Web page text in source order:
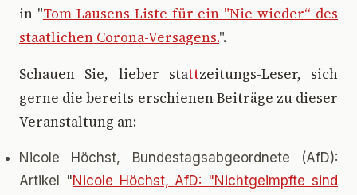
in "Tom Lausens Liste für ein "Nie wieder“ des
staatlichen Corona-Versagens.".
Schauen Sie, lieber stattzeitungs-Leser, sich
gerne die bereits erschienen Beiträge zu dieser
Veranstaltung an:
Nicole Höchst, Bundestagsabgeordnete (AfD):
Artikel "Nicole Höchst, AfD: "Nichtgeimpfte sind